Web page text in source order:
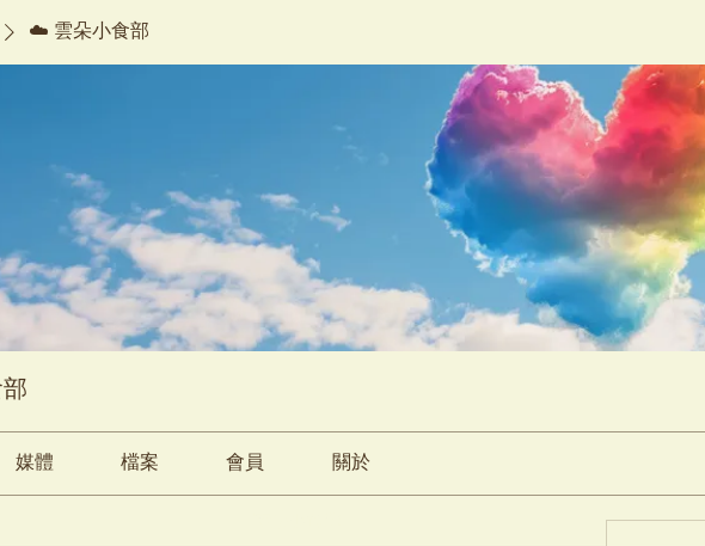
☁️ 雲朵小食部
媒體 檔案 會員 關於